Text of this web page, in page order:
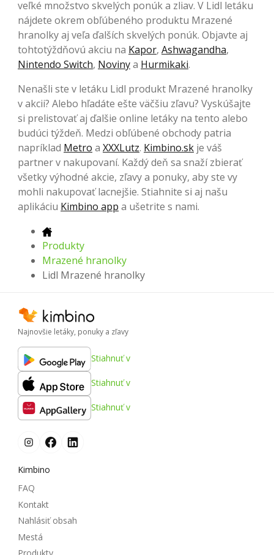
veľké množstvo skvelých ponúk a zliav. V Lidl letáku
nájdete okrem obľúbeného produktu Mrazené
hranolky aj veľa ďalších skvelých ponúk. Objavte aj
tohtotýždňovú akciu na Kapor, Ashwagandha,
Nintendo Switch, Novinya Hurmikaki.
Nenašli ste v letáku Lidl produkt Mrazené hranolky
v akcii? Alebo hľadáte ešte väčšiu zľavu? Vyskúšajte
si prelistovať aj ďalšie online letáky na tento alebo
budúci týždeň. Medzi obľúbené obchody patria
napríklad Metro a XXXLutz. Kimbino.sk je váš
partner v nakupovaní. Každý deň sa snaží zbierať
všetky výhodné akcie, zľavy a ponuky, aby ste vy
mohli nakupovať lacnejšie. Stiahnite si aj našu
aplikáciu Kimbino app a ušetrite s nami.
Produkty
Mrazené hranolky
Lidl Mrazené hranolky
Najnovšie letáky, ponuky a zľavy
Stiahnuť v
Stiahnuť v
Stiahnuť v
Kimbino
FAQ
Kontakt
Nahlásiť obsah
Mestá